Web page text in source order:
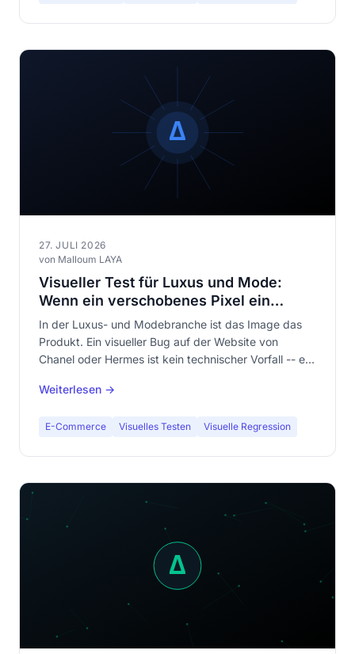
27. JULI 2026
von Malloum LAYA
Visueller Test für Luxus und Mode:
Wenn ein verschobenes Pixel ein
Vermögen kostet
In der Luxus- und Modebranche ist das Image das
Produkt. Ein visueller Bug auf der Website von
Chanel oder Hermes ist kein technischer Vorfall -- es
visuelles Testing im Fashion E-Commerce
Weiterlesen →
E-Commerce Visuelles Testen Visuelle Regression